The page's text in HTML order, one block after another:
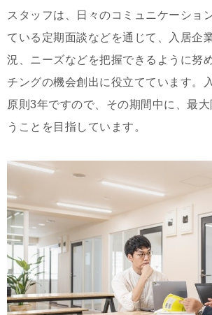
スタッフは、日々のコミュニケーショ
ている定期面談などを通じて、入居企
況、ニーズなどを把握できるように努
チングの機会創出に役立てています。
原則3年ですので、その期間中に、最
うことを目指しています。